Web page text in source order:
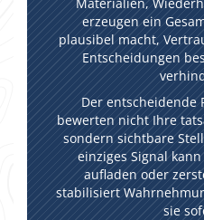
erzeugen ein
plausibel macht,
Entscheidungen
Der entscheidende
bewerten nicht Ihre
sondern sichtbare
einziges Signal
aufladen oder
stabilisiert
sie